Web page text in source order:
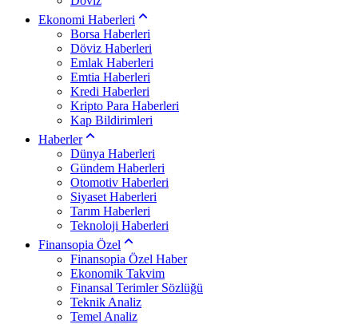
Ekonomi Haberleri
Borsa Haberleri
Döviz Haberleri
Emlak Haberleri
Emtia Haberleri
Kredi Haberleri
Kripto Para Haberleri
Kap Bildirimleri
Haberler
Dünya Haberleri
Gündem Haberleri
Otomotiv Haberleri
Siyaset Haberleri
Tarım Haberleri
Teknoloji Haberleri
Finansopia Özel
Finansopia Özel Haber
Ekonomik Takvim
Finansal Terimler Sözlüğü
Teknik Analiz
Temel Analiz